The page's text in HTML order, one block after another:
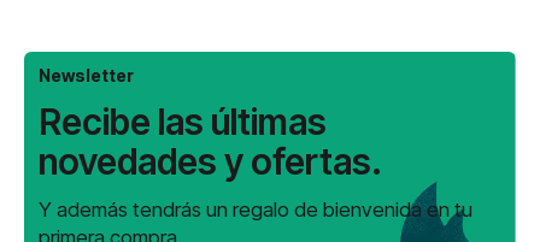
Newsletter
Recibe las últimas
novedades y ofertas.
Y además tendrás un regalo de bienvenida en tu
primera compra.